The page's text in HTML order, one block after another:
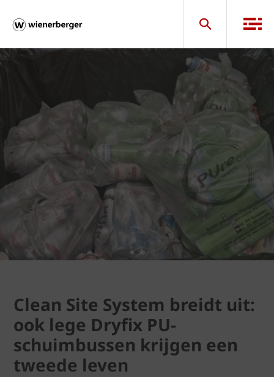
Clean Site System breidt uit:
ook lege Dryfix PU-
schuimbussen krijgen een
tweede leven